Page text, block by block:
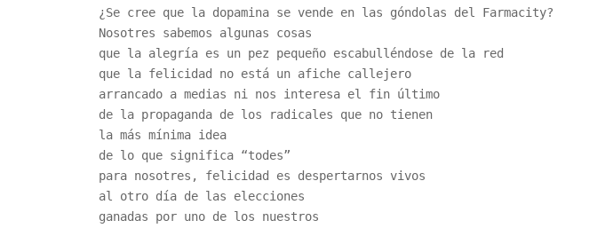
¿Se cree que la dopamina se vende en las góndolas del Farmacity?
Nosotres sabemos algunas cosas
que la alegría es un pez pequeño escabulléndose de la red
que la felicidad no está un afiche callejero
arrancado a medias ni nos interesa el fin último
de la propaganda de los radicales que no tienen
la más mínima idea
de lo que significa “todes”
para nosotres, felicidad es despertarnos vivos
al otro día de las elecciones
ganadas por uno de los nuestros